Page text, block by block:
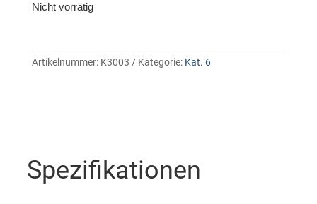
Nicht vorrätig
Artikelnummer: K3003 Kategorie: Kat. 6
Spezifikationen